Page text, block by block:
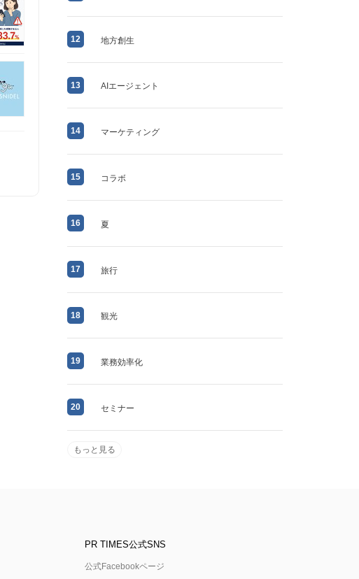
12 地方創生
13 AIエージェント
14 マーケティング
15 コラボ
16 夏
17 旅行
18 観光
19 業務効率化
20 セミナー
もっと見る
PR TIMES公式SNS
公式Facebookページ